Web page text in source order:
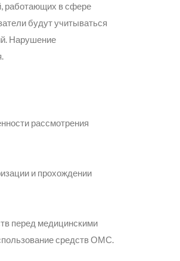
работающих в сфере
будут учитываться
Нарушение
рассмотрения
и прохождении
перед медицинскими
средств ОМС.